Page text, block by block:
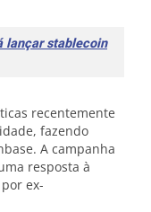
lançar stablecoin
recentemente
fazendo
A campanha
resposta à
ex-